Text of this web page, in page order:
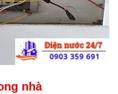
nhà